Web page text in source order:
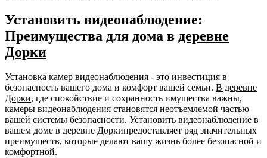
Установить видеонаблюдение:
Преимущества для дома в деревне
Дорки
Установка камер видеонаблюдения - это инвестиция в
безопасность вашего дома и комфорт вашей семьи. В деревне
Дорки, где спокойствие и сохранность имущества важны,
камеры видеонаблюдения становятся неотъемлемой частью
вашей системы безопасности. Установить видеонаблюдение в
вашем доме в деревне Доркипредоставляет ряд значительных
преимуществ, которые делают вашу жизнь более безопасной и
комфортной.